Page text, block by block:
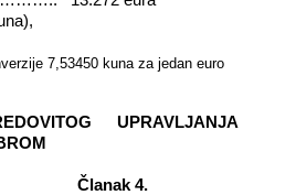
7,53450 kuna za jedan euro
UPRAVLJANJA
Članak 4.